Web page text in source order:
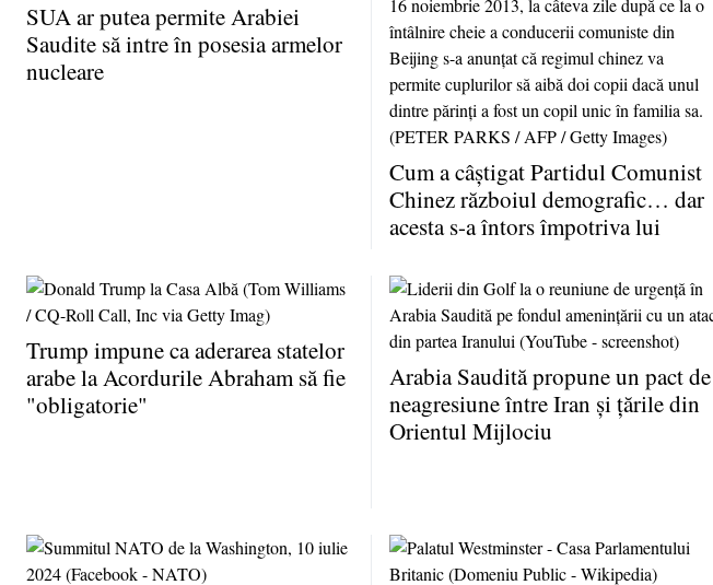
SUA ar putea permite Arabiei
Saudite să intre în posesia armelor
nucleare
Cum a câştigat Partidul Comunist
Chinez războiul demografic… dar
acesta s-a întors împotriva lui
Trump impune ca aderarea statelor
arabe la Acordurile Abraham să fie
"obligatorie"
Arabia Saudită propune un pact de
neagresiune între Iran şi ţările din
Orientul Mijlociu